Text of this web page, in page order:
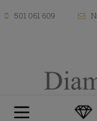
501 061 609